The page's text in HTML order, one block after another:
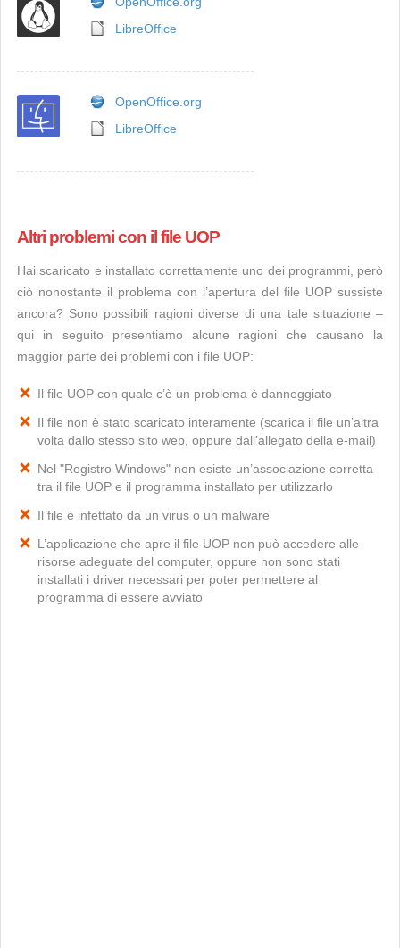
LibreOffice
OpenOffice.org
LibreOffice
Altri problemi con il file UOP
Hai scaricato e installato correttamente uno dei programmi, però
ciò nonostante il problema con l’apertura del file UOP sussiste
ancora? Sono possibili ragioni diverse di una tale situazione –
qui in seguito presentiamo alcune ragioni che causano la
maggior parte dei problemi con i file UOP:
Il file UOP con quale c’è un problema è danneggiato
Il file non è stato scaricato interamente (scarica il file un’altra
volta dallo stesso sito web, oppure dall’allegato della e-mail)
Nel "Registro Windows" non esiste un’associazione corretta
tra il file UOP e il programma installato per utilizzarlo
Il file è infettato da un virus o un malware
L’applicazione che apre il file UOP non può accedere alle
risorse adeguate del computer, oppure non sono stati
installati i driver necessari per poter permettere al
programma di essere avviato